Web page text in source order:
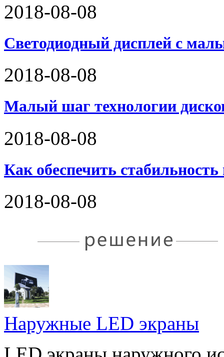
2018-08-08
Светодиодный дисплей с
2018-08-08
Малый шаг технологии
2018-08-08
Как обеспечить стабильность
2018-08-08
Наружные LED экраны